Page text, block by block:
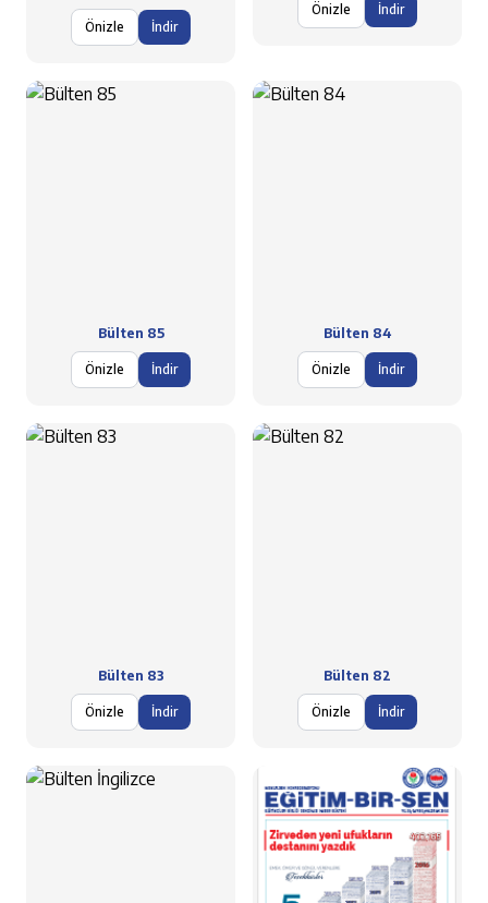
Önizle İndir
Önizle İndir
Bülten 85
Önizle İndir
Bülten 84
Önizle İndir
Bülten 83
Önizle İndir
Bülten 82
Önizle İndir